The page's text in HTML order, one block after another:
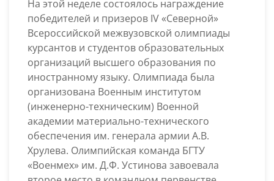
ИНОСТРАННОМУ
ЯЗЫКУ
На этой неделе состоялось награждение
победителей и призеров IV «Северной»
Всероссийской межвузовской олимпиады
курсантов и студентов образовательных
организаций высшего образования по
иностранному языку. Олимпиада была
организована Военным институтом
(инженерно-техническим) Военной
академии материально-технического
обеспечения им. генерала армии А.В.
Хрулева. Олимпийская команда БГТУ
«Военмех» им. Д.Ф. Устинова завоевала